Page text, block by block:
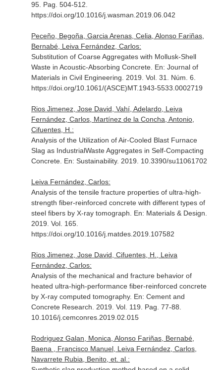
95. Pag. 504-512.
https://doi.org/10.1016/j.wasman.2019.06.042
Peceño, Begoña, Garcia Arenas, Celia, Alonso Fariñas,
Bernabé, Leiva Fernández, Carlos:
Substitution of Coarse Aggregates with Mollusk-Shell
Waste in Acoustic-Absorbing Concrete. En: Journal of
Materials in Civil Engineering . 2019. Vol. 31. Núm. 6.
https://doi.org/10.1061/(ASCE)MT.1943-5533.0002719
Rios Jimenez, Jose David, Vahí, Adelardo, Leiva
Fernández, Carlos, Martínez de la Concha, Antonio,
Cifuentes, H.:
Analysis of the Utilization of Air-Cooled Blast Furnace
Slag as IndustrialWaste Aggregates in Self-Compacting
Concrete. En: Sustainability. 2019. 10.3390/su11061702
Leiva Fernández, Carlos:
Analysis of the tensile fracture properties of ultra-high-
strength fiber-reinforced concrete with different types of
steel fibers by X-ray tomograph. En: Materials & Design
2019. Vol. 165.
https://doi.org/10.1016/j.matdes.2019.107582
Rios Jimenez, Jose David, Cifuentes, H., Leiva
Fernández, Carlos:
Analysis of the mechanical and fracture behavior of
heated ultra-high-performance fiber-reinforced concrete
by X-ray computed tomography. En: Cement and
Concrete Research . 2019. Vol. 119. Pag. 77-88.
10.1016/j.cemconres.2019.02.015
Rodriguez Galan, Monica, Alonso Fariñas, Bernabé,
Baena , Francisco Manuel, Leiva Fernández, Carlos,
Navarrete Rubia, Benito, et. al.: